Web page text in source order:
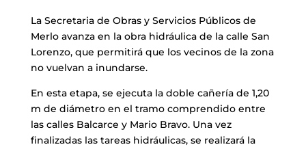
La Secretaria de Obras y Servicios Públicos de
Merlo avanza en la obra hidráulica de la calle San
Lorenzo, que permitirá que los vecinos de la zona
no vuelvan a inundarse.
En esta etapa, se ejecuta la doble cañería de 1,20
m de diámetro en el tramo comprendido entre
las calles Balcarce y Mario Bravo. Una vez
finalizadas las tareas hidráulicas, se realizará la